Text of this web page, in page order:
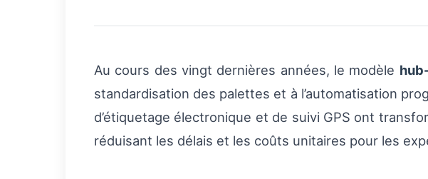
Au cours des vingt dernières années, le modèle
standardisation des palettes et à l’automatisation
d’étiquetage électronique et de suivi GPS ont
réduisant les délais et les coûts unitaires pour les